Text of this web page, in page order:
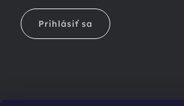
Prihlásiť sa